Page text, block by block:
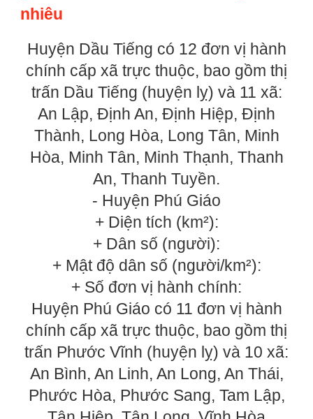
nhiêu
Huyện Dầu Tiếng có 12 đơn vị hành
chính cấp xã trực thuộc, bao gồm thị
trấn Dầu Tiếng (huyện lỵ) và 11 xã:
An Lập, Định An, Định Hiệp, Định
Thành, Long Hòa, Long Tân, Minh
Hòa, Minh Tân, Minh Thạnh, Thanh
An, Thanh Tuyền.
- Huyện Phú Giáo
+ Diện tích (km²):
+ Dân số (người):
+ Mật độ dân số (người/km²):
+ Số đơn vị hành chính:
Huyện Phú Giáo có 11 đơn vị hành
chính cấp xã trực thuộc, bao gồm thị
trấn Phước Vĩnh (huyện lỵ) và 10 xã:
An Bình, An Linh, An Long, An Thái,
Phước Hòa, Phước Sang, Tam Lập,